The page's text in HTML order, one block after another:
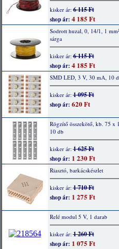
kisker ár:6 115 Ft
shop ár: 4 185 Ft
Sodrott huzal, 0, 14/1, 1
sárga
kisker ár:6 115 Ft
shop ár: 4 185 Ft
SMD LED, 3 V, 30 mA, 10
kisker ár:1 095 Ft
shop ár: 620 Ft
Rögzítő összekötő, kb. 75 x
10 db
kisker ár:1 625 Ft
shop ár: 1 230 Ft
Riasztó, barkácskészlet
kisker ár:1 710 Ft
shop ár: 1 275 Ft
Relé modul 5 V, 1 darab
kisker ár:1 260 Ft
shop ár: 1 075 Ft